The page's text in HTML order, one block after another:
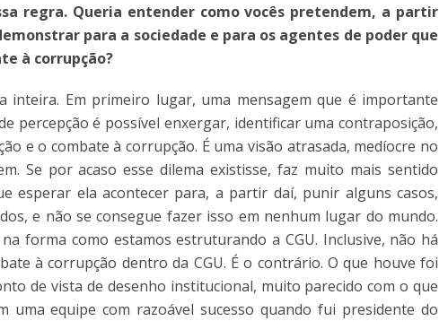
regra. Queria entender como vocês pretendem, a partir
para a sociedade e para os agentes de poder que
à corrupção?
inteira. Em primeiro lugar, uma mensagem que é importante
percepção é possível enxergar, identificar uma contraposição,
e o combate à corrupção. É uma visão atrasada, medíocre no
Se por acaso esse dilema existisse, faz muito mais sentido
esperar ela acontecer para, a partir daí, punir alguns casos,
e não se consegue fazer isso em nenhum lugar do mundo.
forma como estamos estruturando a CGU. Inclusive, não há
à corrupção dentro da CGU. É o contrário. O que houve foi
de vista de desenho institucional, muito parecido com o que
uma equipe com razoável sucesso quando fui presidente do